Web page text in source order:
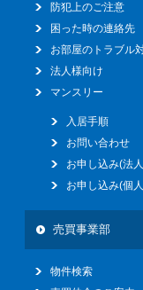
防犯上のご注意
困った時の連絡先
お部屋のトラブル
法人様向け
マンスリー
入居手順
お問い合わせ
お申し込み(法
お申し込み(個
売買事業部
物件検索